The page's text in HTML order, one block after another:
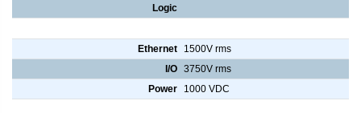
Logic
Ethernet
1500V rms
I/O 3750V rms
Power
1000 VDC